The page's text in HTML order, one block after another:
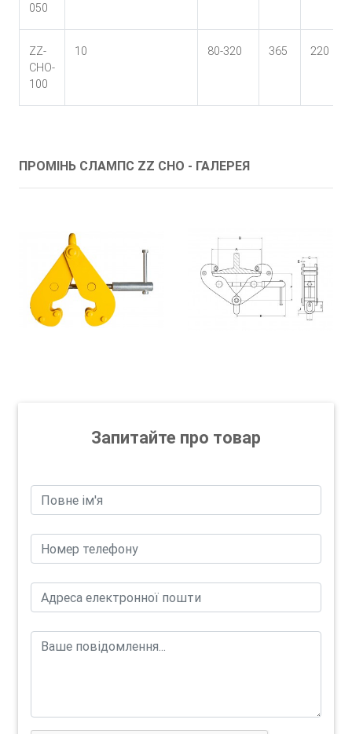
050
ZZ-
CHO-
100
10 80-320 365 220
ПРОМІНЬ СЛАМПС ZZ CHO - ГАЛЕРЕЯ
Запитайте про товар